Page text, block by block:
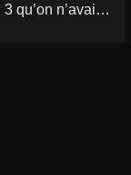
qu’on n’avait